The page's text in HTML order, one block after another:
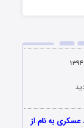
عسکری به نام از